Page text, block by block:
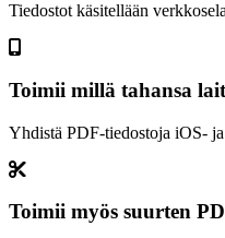
Tiedostot käsitellään
Toimii millä tahansa
Yhdistä PDF-tiedostoja iOS-
Toimii myös suurten